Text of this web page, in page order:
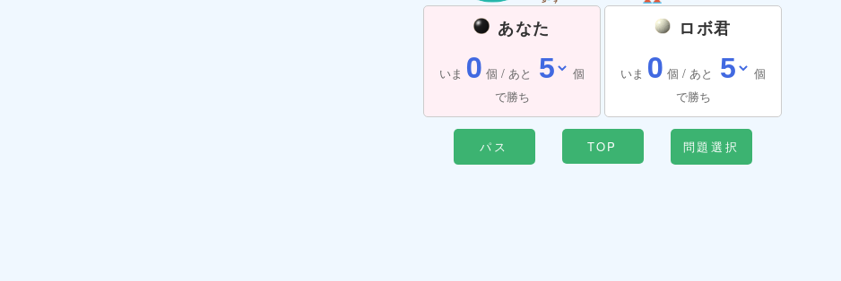
あなた
いま 0 個 / あと
個
で勝ち
ロボ君
いま 0 個 / あと
個
で勝ち